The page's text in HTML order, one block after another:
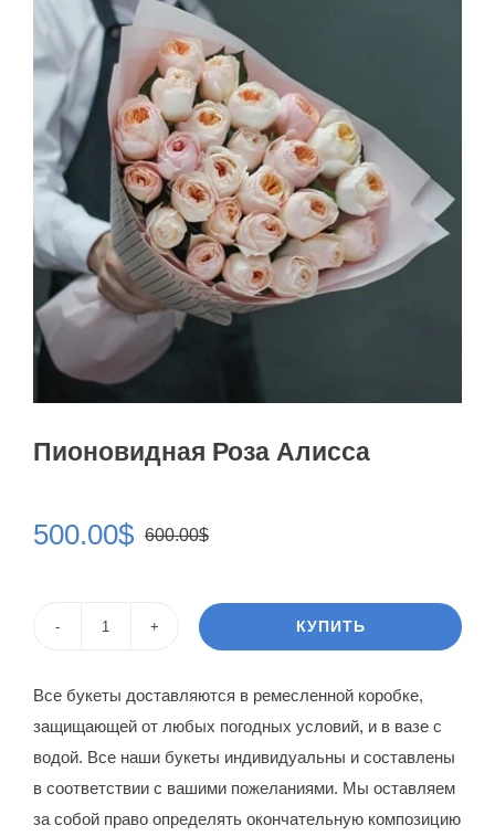
Пионовидная Роза Алисса
600.00$Первоначальная
составляла
600.00$.
500.00$
Текущая
500.00$.
Пионовидная
Роза
Алисса
КУПИТЬ
Все букеты доставляются в ремесленной коробке,
защищающей от любых погодных условий, и в вазе с
водой. Все наши букеты индивидуальны и составлены
в соответствии с вашими пожеланиями. Мы оставляем
за собой право определять окончательную композицию